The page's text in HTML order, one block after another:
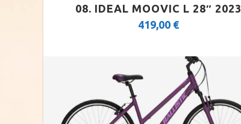
FULL SUSPENSION 20″-26″
TREKKING LADY
TOURING
08. IDEAL MOOVIC L 28″ 2023
419,00 €